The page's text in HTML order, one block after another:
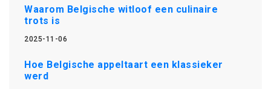
Waarom Belgische witloof een culinaire
trots is
2025-11-06
Hoe Belgische appeltaart een klassieker
werd